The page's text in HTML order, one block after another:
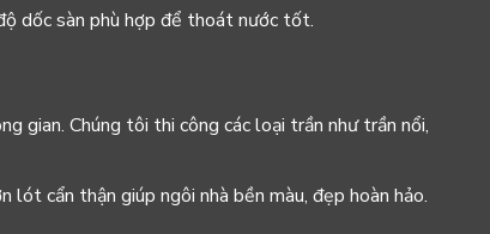
dốc sàn phù hợp để thoát nước tốt.
gian. Chúng tôi thi công các loại trần như trần nổi,
cẩn thận giúp ngôi nhà bền màu, đẹp hoàn hảo.